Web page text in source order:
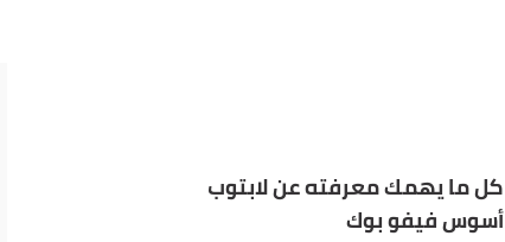
كل ما يهمك معرفته عن لابتوب
أسوس فيفو بوك